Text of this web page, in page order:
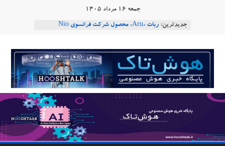
جمعه ۱۶ مرداد ۱۴۰۵
جدیدترین:
ربات «Aru» محصول شرکت فرانسوی Nio
Consensus.app
هوش مصنوعی با تنش‌های اجتماعی چه می‌کند؟
دستاورد تازه ایلان ماسک؛ هوش مصنوعی با لهجه
طبیعی فارسی
هوشتاک
پایگاه
خبری